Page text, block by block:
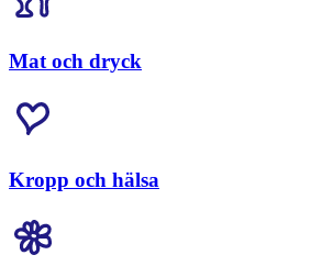
Mat och dryck
Kropp och hälsa